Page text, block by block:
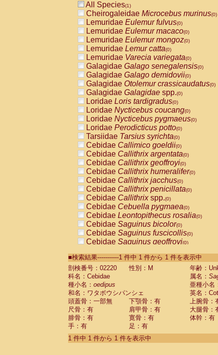
All Species(1)
Cheirogaleidae Microcebus murinus(0)
Lemuridae Eulemur fulvus(0)
Lemuridae Eulemur macaco(0)
Lemuridae Eulemur mongoz(0)
Lemuridae Lemur catta(0)
Lemuridae Varecia variegata(0)
Galagidae Galago senegalensis(0)
Galagidae Galago demidovii(0)
Galagidae Otolemur crassicaudatus(0)
Galagidae Galagidae spp.(0)
Loridae Loris tardigradus(0)
Loridae Nycticebus coucang(0)
Loridae Nycticebus pygmaeus(0)
Loridae Perodicticus potto(0)
Tarsiidae Tarsius syrichta(0)
Cebidae Callimico goeldii(0)
Cebidae Callithrix argentata(0)
Cebidae Callithrix geoffroyi(0)
Cebidae Callithrix humeralifer(0)
Cebidae Callithrix jacchus(0)
Cebidae Callithrix penicillata(0)
Cebidae Callithrixspp.(0)
Cebidae Cebuella pygmaea(0)
Cebidae Leontopithecus rosalia(0)
Cebidae Saguinus bicolor(0)
Cebidae Saguinus fuscicollis(0)
Cebidae Saguinus geoffroyi(0)
CebidaeSaguinus labiatus(0)
Cebidae Saguinus leucopus (0)
Cebidae
Cebidae
CebidaeSaguinus nigricollis (0)
Cebidae Saguinus oedipus
Cebidae Saguinus weddelli
Cebidae Saguinusspp.
Cebidae Aotus trivirgatus
Cebidae Cebus albifrons
■検索結果-----------1 件中 1 件から 1 件を表示中
剖検番号：02220
性別：M
年齢：
科名：Cebidae
属名：
種小名： oedipus
亜種小名
和名：ワタボウシパンシェ
英名：
頭蓋骨：一部無
下顎骨：有
上腕骨：
尺骨：有
肩甲骨：有
大腿骨：
腓骨：有
寛骨：有
体幹：有
手：有
足：有
1 件中 1 件から 1 件を表示中